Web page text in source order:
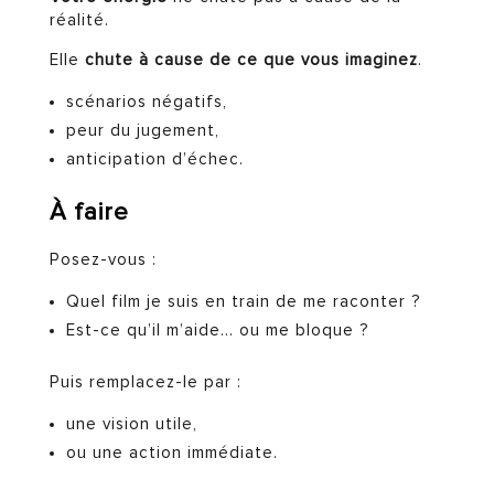
réalité.
Elle chute à cause de ce que vous imaginez.
scénarios négatifs,
peur du jugement,
anticipation d’échec.
À faire
Posez-vous :
Quel film je suis en train de me raconter ?
Est-ce qu’il m’aide… ou me bloque ?
Puis remplacez-le par :
une vision utile,
ou une action immédiate.